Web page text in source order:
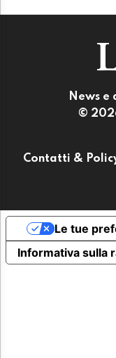
News e
©
Contatti &
Informativa sulla
Le tue